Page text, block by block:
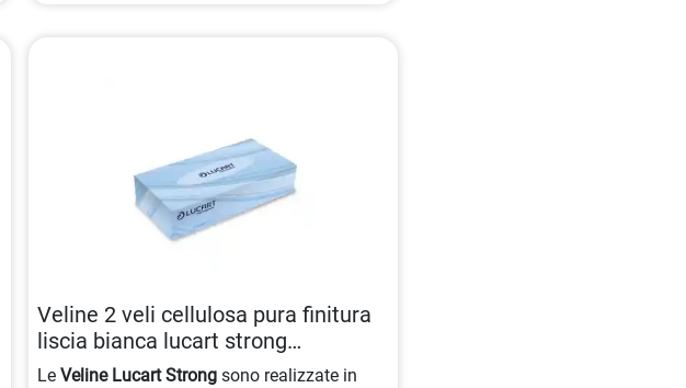
Veline 2 veli cellulosa pura finitura
liscia bianca lucart strong
8005892341813
LeVeline Lucart Strong sono realizzate in